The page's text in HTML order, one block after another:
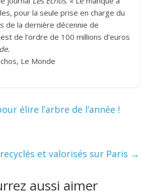
pour la seule prise en charge du
de la dernière décennie de
de l’ordre de 100 millions d’euros
Le Monde
élire l’arbre de l’année !
et valorisés sur Paris →
aussi aimer